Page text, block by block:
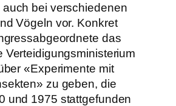
bei verschiedenen
Vögeln vor. Konkret
das
Verteidigungsministerium
«Experimente mit
zu geben, die
und 1975 stattgefunden